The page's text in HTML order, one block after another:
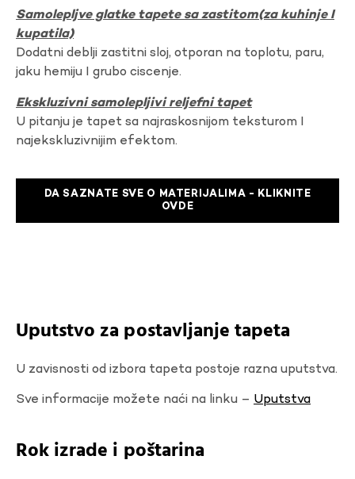
Samolepljve glatke tapete sa zastitom(za kuhinje I
kupatila)
Dodatni deblji zastitni sloj, otporan na toplotu, paru,
jaku hemiju I grubo ciscenje.
Ekskluzivni samolepljivi reljefni tapet
U pitanju je tapet sa najraskosnijom teksturom I
najekskluzivnijim efektom.
DA SAZNATE SVE O MATERIJALIMA - KLIKNITE
OVDE
Uputstvo za postavljanje tapeta
U zavisnosti od izbora tapeta postoje razna uputstva.
Sve informacije možete naći na linku – Uputstva
Rok izrade i poštarina